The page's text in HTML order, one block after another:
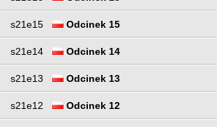
s21e15 Odcinek 15
s21e14 Odcinek 14
s21e13 Odcinek 13
s21e12 Odcinek 12